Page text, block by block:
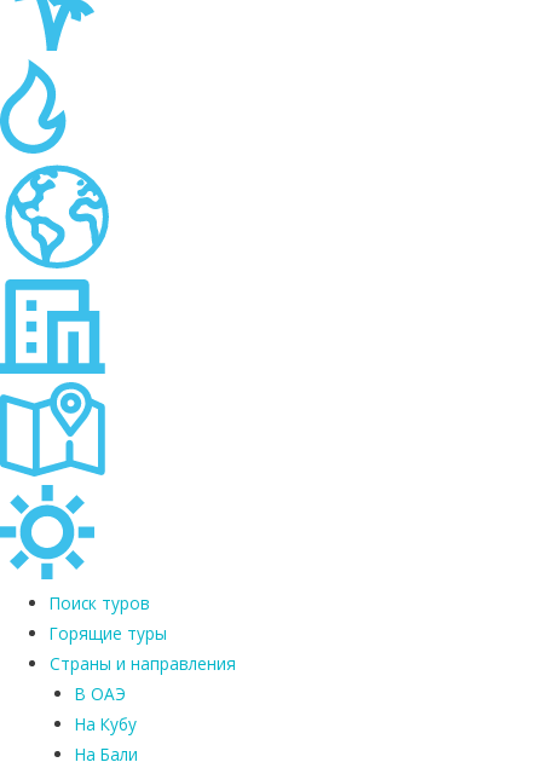
Поиск туров
Горящие туры
Страны и направления
В ОАЭ
На Кубу
На Бали